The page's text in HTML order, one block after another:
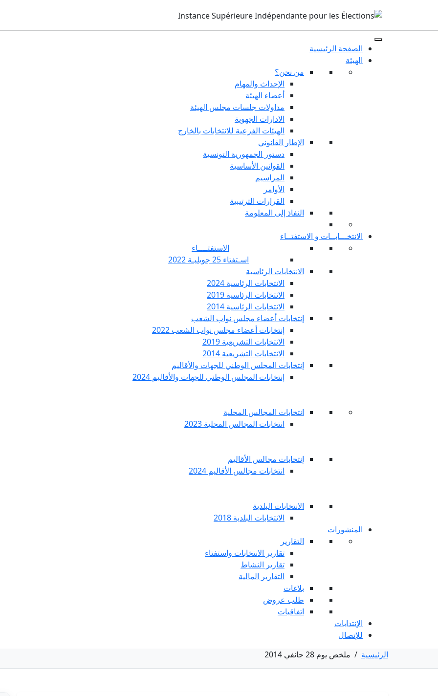
الصفحة الرئيسية
الهيئة
من نحن؟
الإحداث والمهام
أعضاء الهيئة
مداولات جلسات مجلس الهيئة
الادارات الجهوية
الهيئات الفرعية للانتخابات بالخارج
الإطار القانوني
دستور الجمهورية التونسية
القوانين الأساسية
المراسيم
الأوامر
القرارات الترتيبية
النفاذ إلى المعلومة
الانتخـــابــات و الاستفتــاء
الاستفتــــاء
اسـتفتاء 25 جويليـة 2022
الانتخابات الرئاسية
الانتخابات الرئاسية 2024
الانتخابات الرئاسية 2019
الانتخابات الرئاسية 2014
إنتخابات أعضاء مجلس نواب الشعب
إنتخابات أعضاء مجلس نواب الشعب 2022
الانتخابات التشريعية 2019
الانتخابات التشريعية 2014
إنتخابات المجلس الوطني للجهات والأقاليم
إنتخابات المجلس الوطني للجهات والأقاليم 2024
انتخابات المجالس المحلية
انتخابات المجالس المحلية 2023
إنتخابات مجالس الأقاليم
انتخابات مجالس الأقاليم 2024
الانتخابات البلدية
الانتخابات البلدية 2018
المنشورات
التقارير
تقارير الانتخابات واستفتاء
تقارير النشاط
التقارير المالية
بلاغات
طلب عروض
اتفاقيات
الإنتدابات
للإتصال
الرئيسية / ملخص يوم 28 جانفي 2014